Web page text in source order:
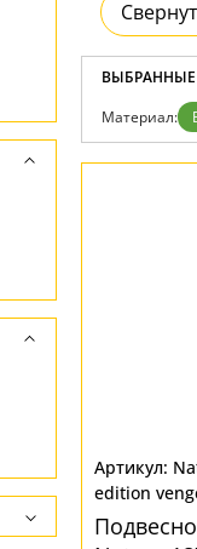
Материал:
edition